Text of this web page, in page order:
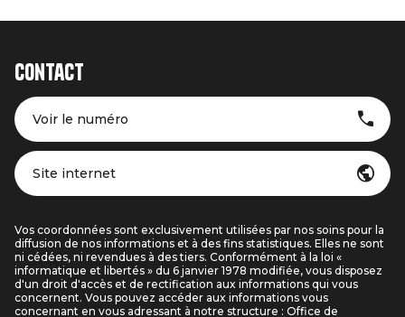
Contact
Voir le numéro
Site internet
Vos coordonnées sont exclusivement utilisées par nos soins pour la
diffusion de nos informations et à des fins statistiques. Elles ne sont
ni cédées, ni revendues à des tiers. Conformément à la loi «
informatique et libertés » du 6 janvier 1978 modifiée, vous disposez
d'un droit d'accès et de rectification aux informations qui vous
concernent. Vous pouvez accéder aux informations vous
concernant en vous adressant à notre structure : Office de